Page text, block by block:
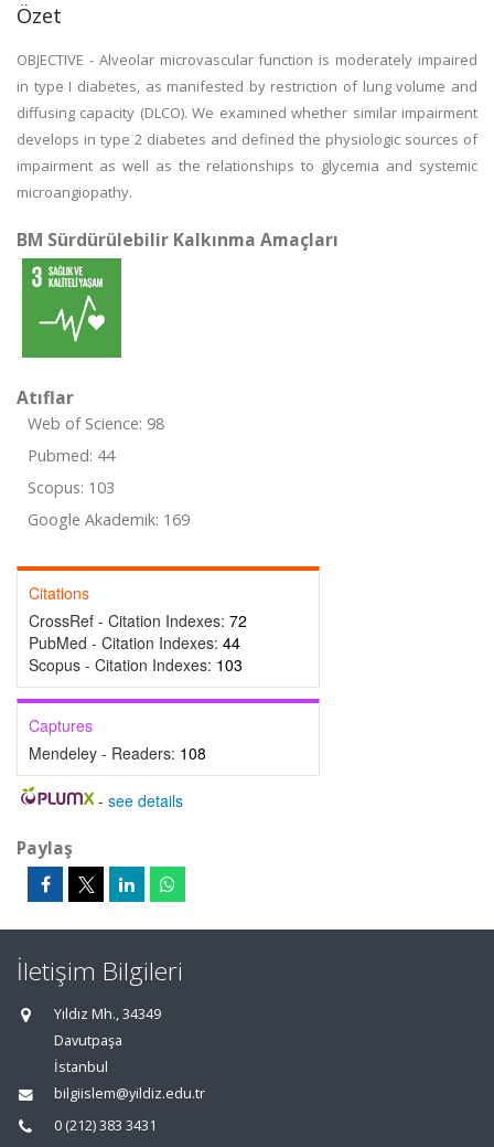
Özet
OBJECTIVE - Alveolar microvascular function is moderately impaired
in type I diabetes, as manifested by restriction of lung volume and
diffusing capacity (DLCO). We examined whether similar impairment
develops in type 2 diabetes and defined the physiologic sources of
impairment as well as the relationships to glycemia and systemic
microangiopathy.
BM Sürdürülebilir Kalkınma Amaçları
Atıflar
Web of Science: 98
Pubmed: 44
Scopus: 103
Google Akademik: 169
Citations
CrossRef - Citation Indexes: 72
PubMed - Citation Indexes: 44
Scopus - Citation Indexes: 103
Captures
Mendeley - Readers: 108
- see details
Paylaş
İletişim Bilgileri
Yıldız Mh., 34349
Davutpaşa
İstanbul
bilgiislem@yildiz.edu.tr
0 (212) 383 3431